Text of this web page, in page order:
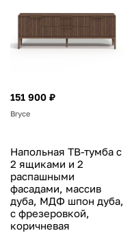
151 900 ₽
Bryce
Напольная ТВ-тумба с
2 ящиками и 2
распашными
фасадами, массив
дуба, МДФ шпон дуба,
с фрезеровкой,
коричневая